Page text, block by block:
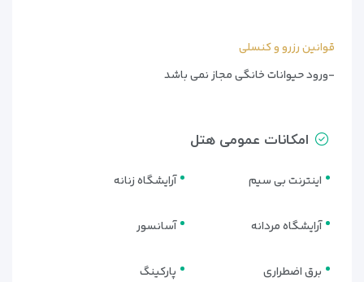
قوانین رزرو و کنسلی
-ورود حیوانات خانگی مجاز نمی باشد
امکانات عمومی هتل
اینترنت بی سیم آرایشگاه زنانه
آرایشگاه مردانه آسانسور
برق اضطراری پارکینگ